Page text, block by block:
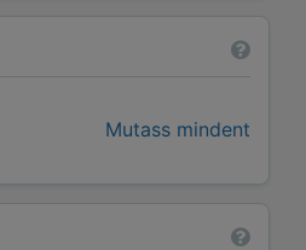
Mutass mindent